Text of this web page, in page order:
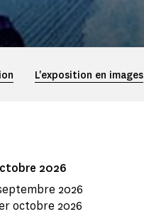
L'exposition en images
2026
2026
octobre 2026